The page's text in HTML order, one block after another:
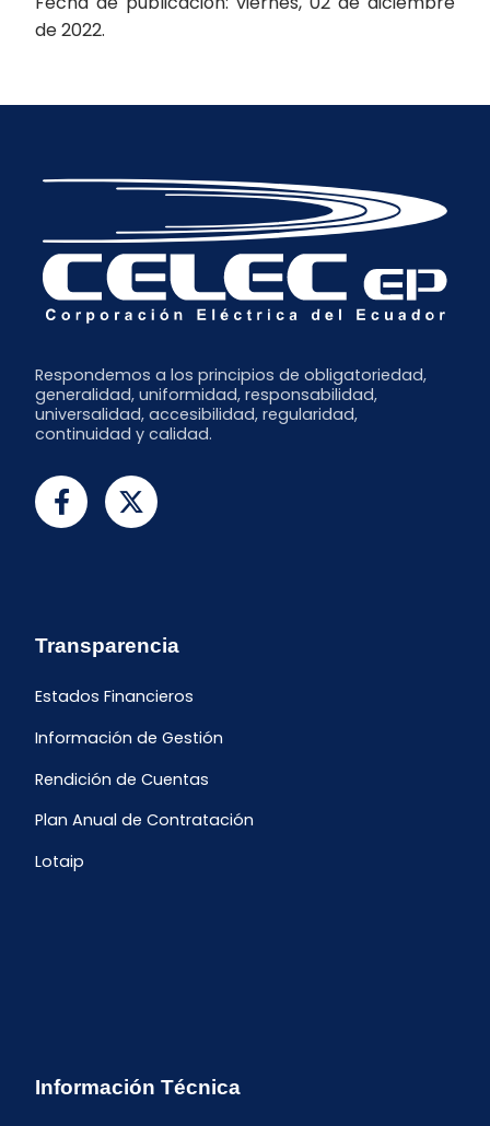
de 2022.
Respondemos a los principios de obligatoriedad,
generalidad, uniformidad, responsabilidad,
universalidad, accesibilidad, regularidad,
continuidad y calidad.
Transparencia
Estados Financieros
Información de Gestión
Rendición de Cuentas
Plan Anual de Contratación
Lotaip
Información Técnica